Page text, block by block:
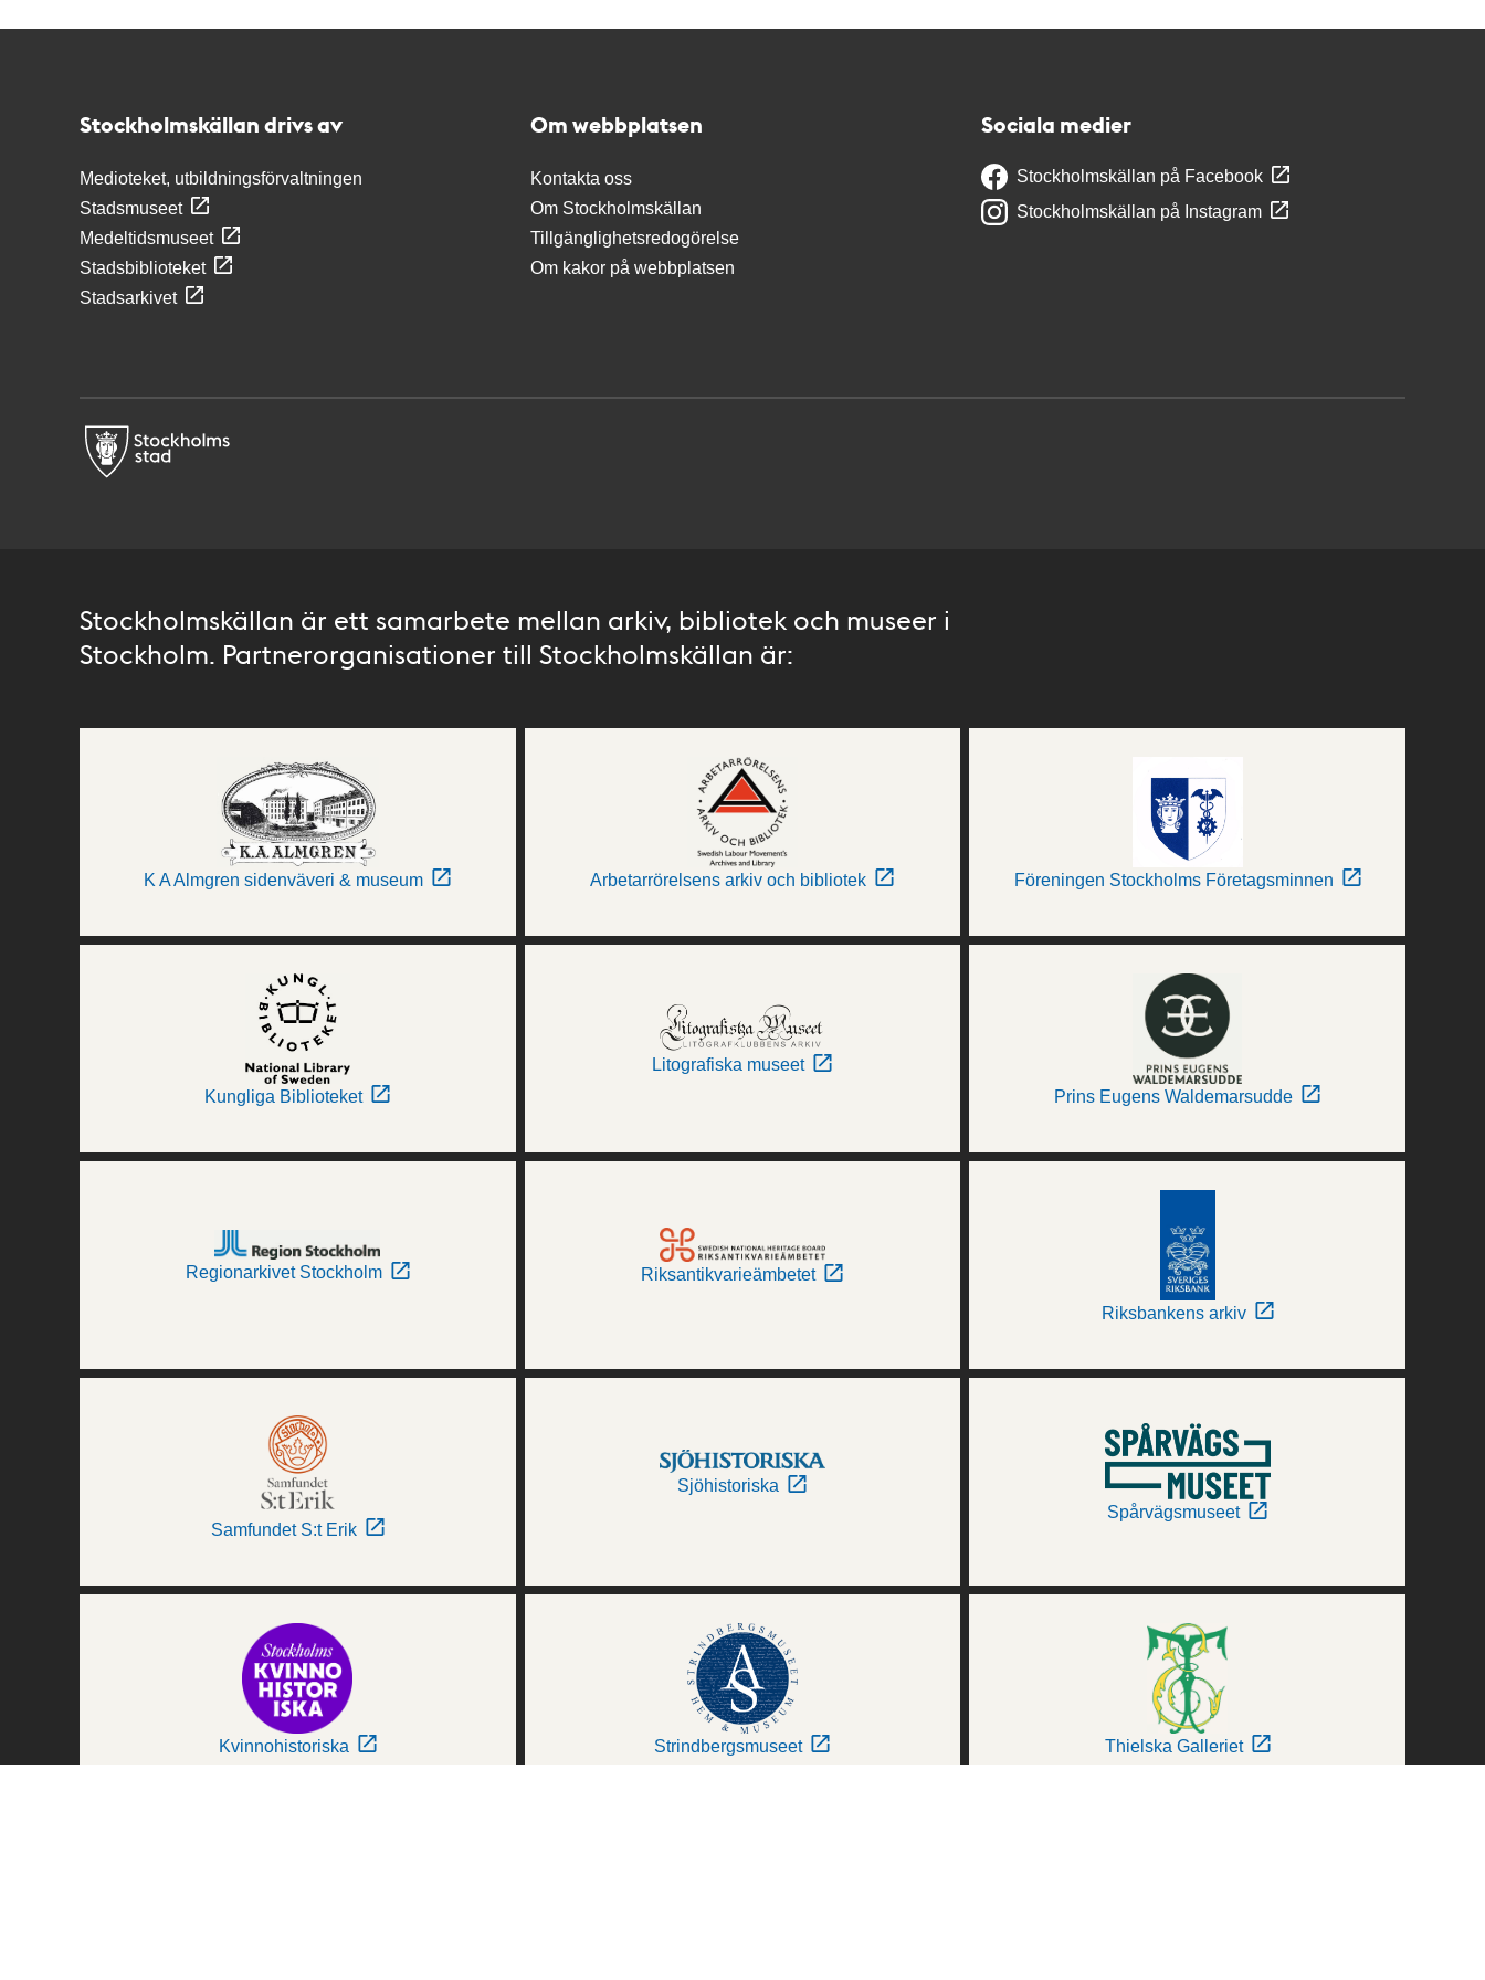
Stockholmskällan drivs av
Medioteket, utbildningsförvaltningen
Stadsmuseet
Medeltidsmuseet
Stadsbiblioteket
Stadsarkivet
Om webbplatsen
Kontakta oss
Om Stockholmskällan
Tillgänglighetsredogörelse
Om kakor på webbplatsen
Sociala medier
Stockholmskällan på Facebook
Stockholmskällan på Instagram
Stockholmskällan är ett samarbete mellan arkiv, bibliotek och museer i
Stockholm. Partnerorganisationer till Stockholmskällan är:
K A Almgren sidenväveri & museum Arbetarrörelsens arkiv och bibliotek Föreningen Stockholms Företagsminnen
Kungliga Biblioteket
Litografiska museet
Prins Eugens Waldemarsudde
Regionarkivet Stockholm Riksantikvarieämbetet
Riksbankens arkiv
Samfundet S:t Erik
Sjöhistoriska
Spårvägsmuseet
Kvinnohistoriska Strindbergsmuseet Thielska Galleriet